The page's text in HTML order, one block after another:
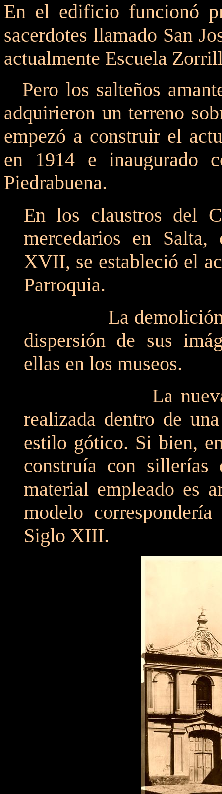
En el edificio funcionó
sacerdotes llamado San
actualmente Escuela
Pero los salteños
adquirieron un terreno
empezó a construir el
en 1914 e inaugurado
Piedrabuena.
En los claustros del
mercedarios en
XVII, se estableció el
Parroquia.
La demolición de
dispersión de sus
ellas en los museos.
La nueva obra
realizada dentro de
estilo gótico. Si bien,
construía con
material empleado es
modelo
Siglo XIII.